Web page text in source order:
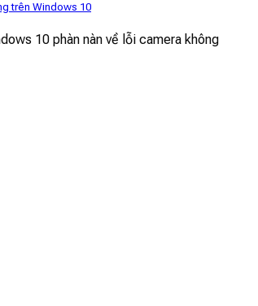
trên Windows 10
10 phàn nàn về lỗi camera không